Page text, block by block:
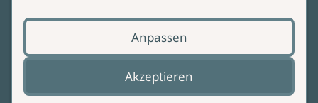
Anpassen
Akzeptieren